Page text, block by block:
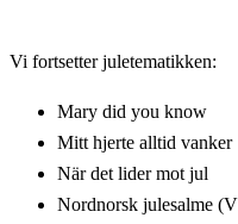
Vi fortsetter juletematikken:
Mary did you know
Mitt hjerte alltid vanker
När det lider mot jul
Nordnorsk julesalme